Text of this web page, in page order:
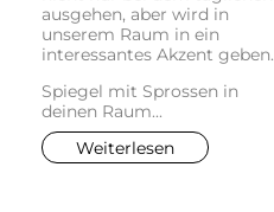
ausgehen, aber wird in
unserem Raum in ein
interessantes Akzent geben.
Spiegel mit Sprossen in
deinen Raum...
Weiterlesen